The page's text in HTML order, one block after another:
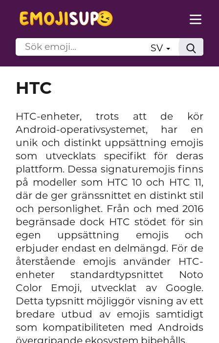
SV
HTC
HTC-enheter, trots att de kör
Android-operativsystemet, har en
unik och distinkt uppsättning emojis
som utvecklats specifikt för deras
plattform. Dessa signaturemojis finns
på modeller som HTC 10 och HTC 11,
där de ger gränssnittet en distinkt stil
och personlighet. Från och med 2016
begränsade dock HTC stödet för sin
egen uppsättning emojis och
erbjuder endast en delmängd. För de
återstående emojis använder HTC-
enheter standardtypsnittet Noto
Color Emoji, utvecklat av Google.
Detta typsnitt möjliggör visning av ett
bredare utbud av emojis samtidigt
som kompatibiliteten med Androids
övergripande ekosystem bibehålls.